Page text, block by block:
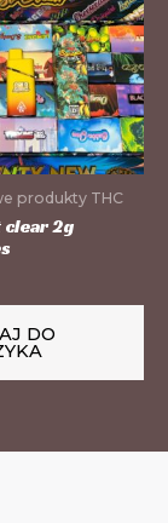
produkty THC
clear 2g
DO